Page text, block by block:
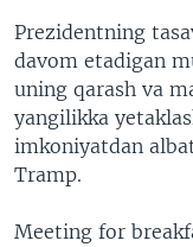
Prezidentning
davom etadigan
uning qarash va
yangilikka
imkoniyatdan
Tramp.
Meeting for